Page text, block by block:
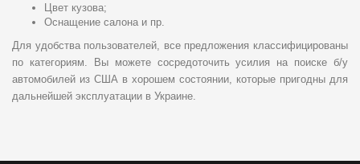
Цвет кузова;
Оснащение салона и пр.
Для удобства пользователей, все предложения классифицированы
по категориям. Вы можете сосредоточить усилия на поиске б/у
автомобилей из США в хорошем состоянии, которые пригодны для
дальнейшей эксплуатации в Украине.